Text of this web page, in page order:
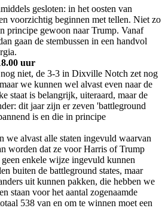
gesloten: in het oosten van
voorzichtig beginnen met tellen. Niet zo
principe gewoon naar Trump. Vanaf
gaan de stembussen in een handvol
uur
niet, de 3-3 in Dixville Notch zet nog
we kunnen wel alvast even naar de
staat is belangrijk, uiteraard, maar de
dit jaar zijn er zeven 'battleground
is en die in principe
we alvast alle staten ingevuld waarvan
worden dat ze voor Harris of Trump
enkele wijze ingevuld kunnen
buiten de battleground states, maar
uit kunnen pakken, die hebben we
staan voor het aantal zogenaamde
538 van en om te winnen moet een